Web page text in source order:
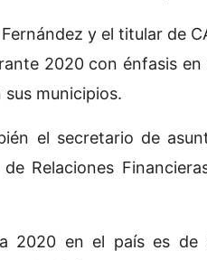
y el titular de
2020 con énfasis en
municipios.
el secretario de
Relaciones
2020 en el país es de